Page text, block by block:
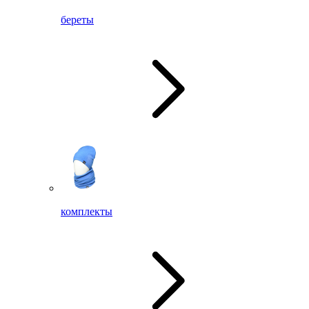
береты
комплекты